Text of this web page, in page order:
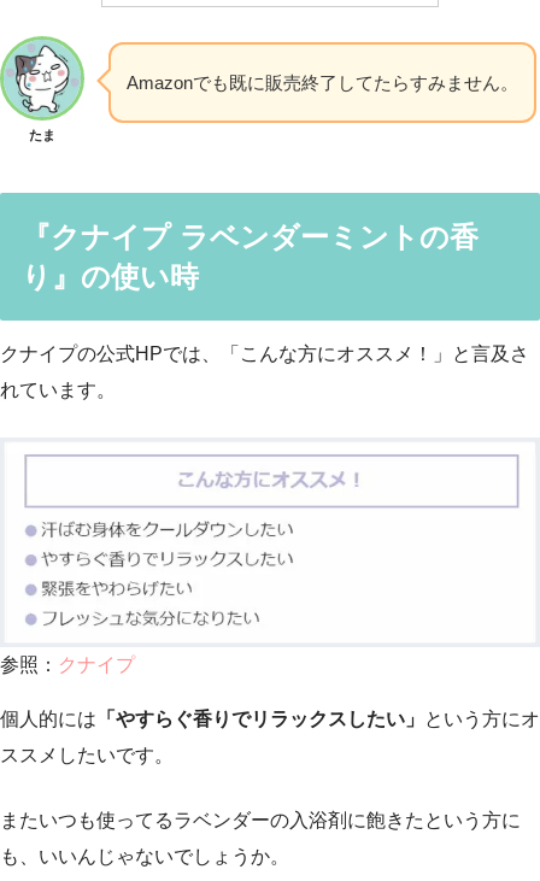
たま
Amazonでも既に販売終了してたらすみません。
『クナイプ ラベンダーミントの香
り』の使い時
クナイプの公式HPでは、「こんな方にオススメ！」と言及さ
れています。
参照： クナイプ
個人的には 「やすらぐ香りでリラックスしたい」 という方にオ
ススメしたいです。
またいつも使ってるラベンダーの入浴剤に飽きたという方に
も、いいんじゃないでしょうか。